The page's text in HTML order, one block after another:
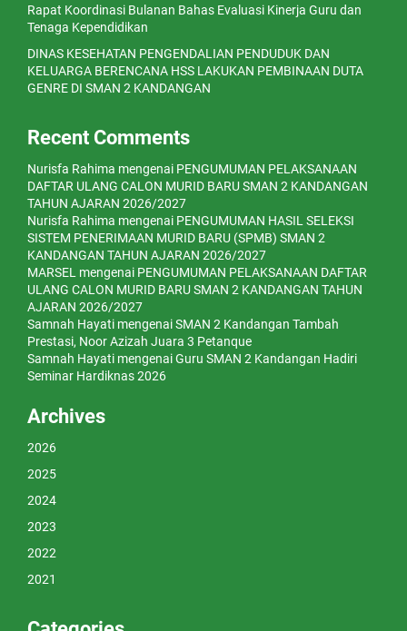
Rapat Koordinasi Bulanan Bahas Evaluasi Kinerja Guru dan
Tenaga Kependidikan
DINAS KESEHATAN PENGENDALIAN PENDUDUK DAN
KELUARGA BERENCANA HSS LAKUKAN PEMBINAAN DUTA
GENRE DI SMAN 2 KANDANGAN
Recent Comments
Nurisfa Rahima mengenai PENGUMUMAN PELAKSANAAN
DAFTAR ULANG CALON MURID BARU SMAN 2 KANDANGAN
TAHUN AJARAN 2026/2027
Nurisfa Rahima mengenai PENGUMUMAN HASIL SELEKSI
SISTEM PENERIMAAN MURID BARU (SPMB) SMAN 2
KANDANGAN TAHUN AJARAN 2026/2027
MARSEL mengenai PENGUMUMAN PELAKSANAAN DAFTAR
ULANG CALON MURID BARU SMAN 2 KANDANGAN TAHUN
AJARAN 2026/2027
Samnah Hayati mengenaiSMAN 2 Kandangan Tambah
Prestasi, Noor Azizah Juara 3 Petanque
Samnah Hayati mengenaiGuru SMAN 2 Kandangan Hadiri
Seminar Hardiknas 2026
Archives
2026
2025
2024
2023
2022
2021